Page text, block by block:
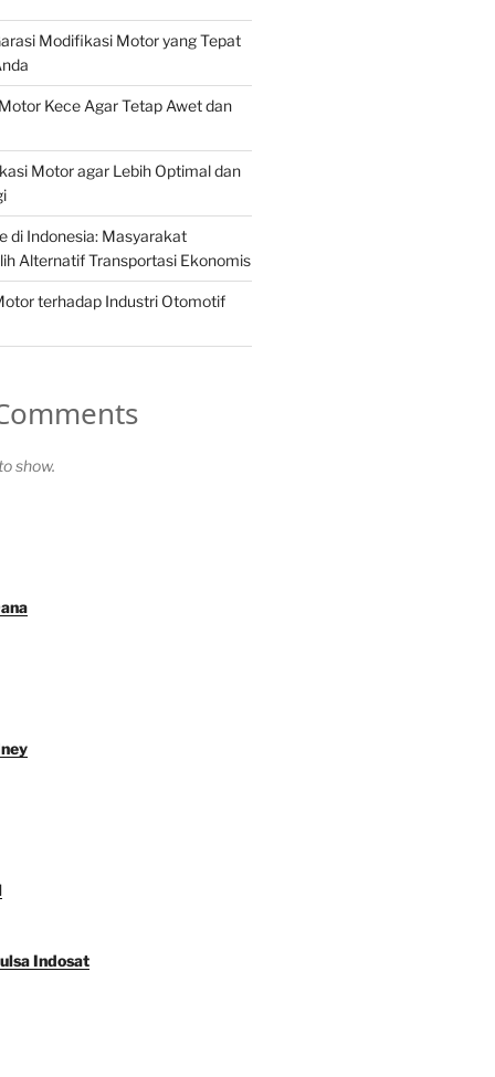
Modifikasi Motor yang Tepat
Kece Agar Tetap Awet dan
Motor agar Lebih Optimal dan
di Indonesia: Masyarakat
Alternatif Transportasi Ekonomis
terhadap Industri Otomotif
show.
Indosat